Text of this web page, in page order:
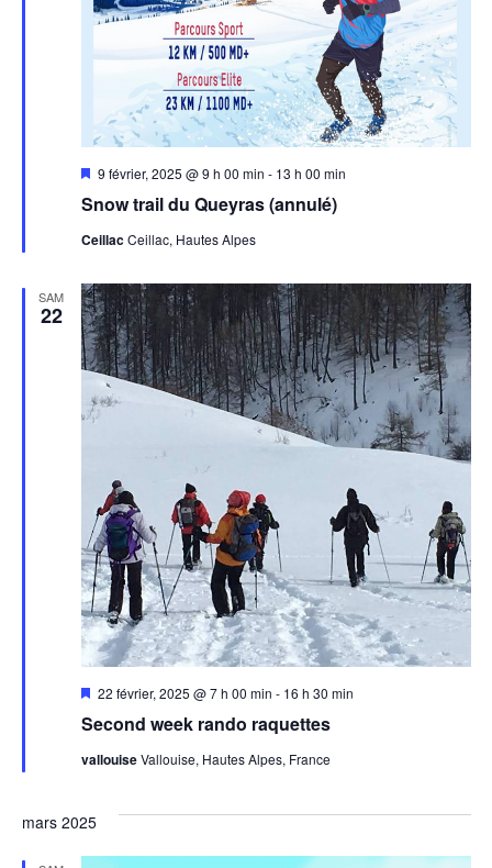
Snow trail du Queyras (annulé)
Mis
avant
9 février, 2025 @ 9 h 00 min - 13 h 00 min
CeillacCeillac, Hautes Alpes
SAM
22
Second week rando raquettes
Mis
avant
22 février, 2025 @ 7 h 00 min - 16 h 30 min
vallouiseVallouise, Hautes Alpes, France
mars 2025